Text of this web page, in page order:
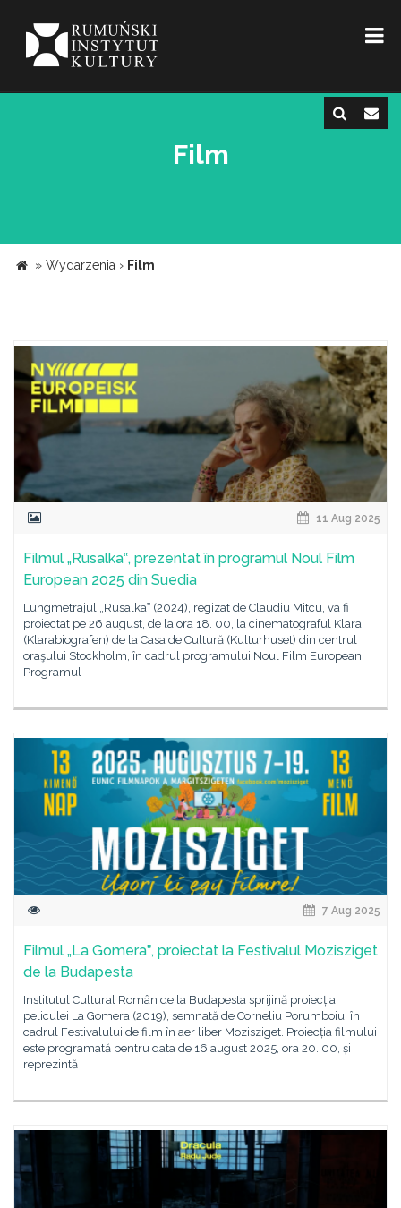
Film
» Wydarzenia › Film
11 Aug 2025
Filmul „Rusalka‟, prezentat în programul Noul Film
European 2025 din Suedia
Lungmetrajul „Rusalka‟ (2024), regizat de Claudiu Mitcu, va fi
proiectat pe 26 august, de la ora 18. 00, la cinematograful Klara
(Klarabiografen) de la Casa de Cultură (Kulturhuset) din centrul
oraşului Stockholm, în cadrul programului Noul Film European.
Programul
7 Aug 2025
Filmul „La Gomeraˮ, proiectat la Festivalul Mozisziget
de la Budapesta
Institutul Cultural Român de la Budapesta sprijină proiecția
peliculei La Gomera (2019), semnată de Corneliu Porumboiu, în
cadrul Festivalului de film în aer liber Mozisziget. Proiecția filmului
este programată pentru data de 16 august 2025, ora 20. 00, și
reprezintă